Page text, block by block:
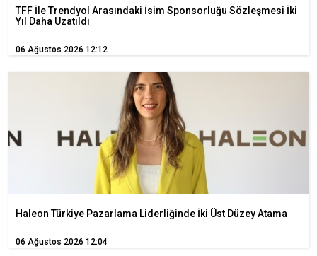
TFF İle Trendyol Arasındaki İsim Sponsorluğu Sözleşmesi İki
Yıl Daha Uzatıldı
06 Ağustos 2026 12:12
Haleon Türkiye Pazarlama Liderliğinde İki Üst Düzey Atama
06 Ağustos 2026 12:04